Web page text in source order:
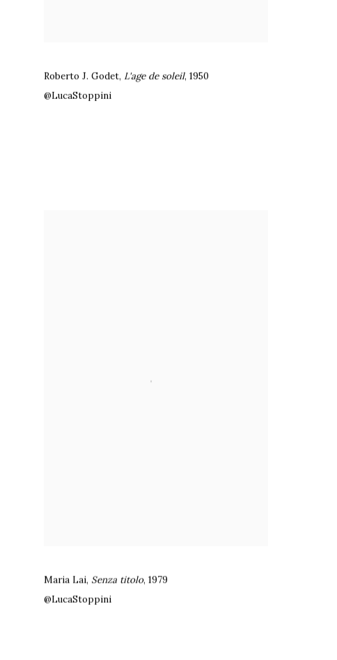
Roberto J. Godet, L'age de soleil,1950
@LucaStoppini
Maria Lai, Senza titolo,1979
@LucaStoppini